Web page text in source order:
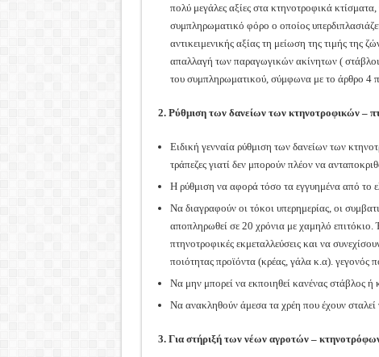
πολύ μεγάλες αξίες στα κτηνοτροφικά
συμπληρωματικό φόρο ο οποίος
αντικειμενικής αξίας τη μείωση της τιμής της
απαλλαγή των παραγωγικών ακίνητων (
του συμπληρωματικού, σύμφωνα με το άρθρο 4
2. Ρύθμιση των δανείων των κτηνοτροφικών –
Ειδική γενναία ρύθμιση των δανείων των
τράπεζες γιατί δεν μπορούν πλέον να
Η ρύθμιση να αφορά τόσο τα εγγυημένα από το
Να διαγραφούν οι τόκοι υπερημερίας, οι
αποπληρωθεί σε 20 χρόνια με χαμηλό
πτηνοτροφικές εκμεταλλεύσεις και να
ποιότητας προϊόντα (κρέας, γάλα κ.α). γεγονός
Να μην μπορεί να εκποιηθεί κανένας στάβλος ή
Να ανακληθούν άμεσα τα χρέη που έχουν
3. Για στήριξή των νέων αγροτών –